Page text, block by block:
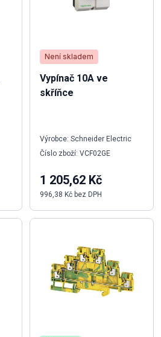
Není skladem
Vypínač 10A ve
skříňce
Výrobce: Schneider Electric
Číslo zboží: VCF02GE
1 205,62 Kč
996,38 Kč bez DPH